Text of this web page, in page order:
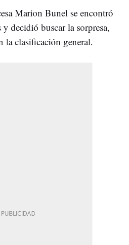
Marion Bunel se encontró
y decidió buscar la sorpresa,
la clasificación general.